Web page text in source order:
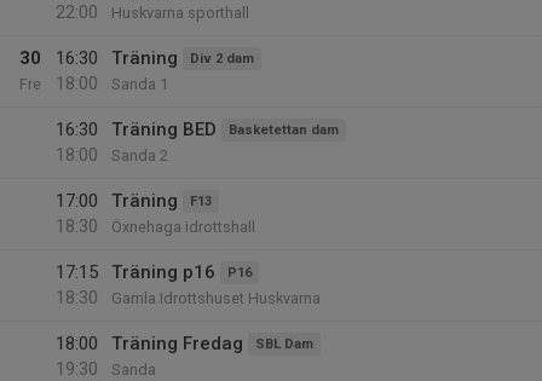
22:00
Huskvarna sporthall
30
Fre
16:30
18:00
Träning Div 2 dam
Sanda 1
16:30
18:00
Träning BED Basketettan dam
Sanda 2
17:00
18:30
Träning F13
Öxnehaga idrottshall
17:15
18:30
Träning p16 P16
Gamla Idrottshuset Huskvarna
18:00
19:30
Träning Fredag SBL Dam
Sanda